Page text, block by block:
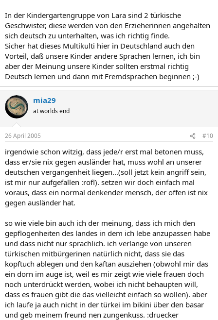
In der Kindergartengruppe von Lara sind 2 türkische
Geschwister, diese werden von den Erzieherinnen angehalten
sich deutsch zu unterhalten, was ich richtig finde.
Sicher hat dieses Multikulti hier in Deutschland auch den
Vorteil, daß unsere Kinder andere Sprachen lernen, ich bin
aber der Meinung unsere Kinder sollten erstmal richtig
Deutsch lernen und dann mit Fremdsprachen beginnen ;-)
mia29
at worlds end
26 April 2005 #10
irgendwie schon witzig, dass jede/r erst mal betonen muss,
dass er/sie nix gegen ausländer hat, muss wohl an unserer
deutschen vergangenheit liegen...(soll jetzt kein angriff sein,
ist mir nur aufgefallen :rofl). setzen wir doch einfach mal
voraus, dass ein normal denkender mensch, der offen ist nix
gegen ausländer hat.
so wie viele bin auch ich der meinung, dass ich mich den
gepflogenheiten des landes in dem ich lebe anzupassen habe
und dass nicht nur sprachlich. ich verlange von unseren
türkischen mitbürgerinen natürlich nicht, dass sie das
kopftuch ablegen und den kaftan ausziehen (obwohl mir das
ein dorn im auge ist, weil es mir zeigt wie viele frauen doch
noch unterdrückt werden, wobei ich nicht behaupten will,
dass es frauen gibt die das vielleicht einfach so wollen). aber
ich laufe ja auch nicht in der türkei im bikini über den basar
und geb meinem freund nen zungenkuss. :druecker